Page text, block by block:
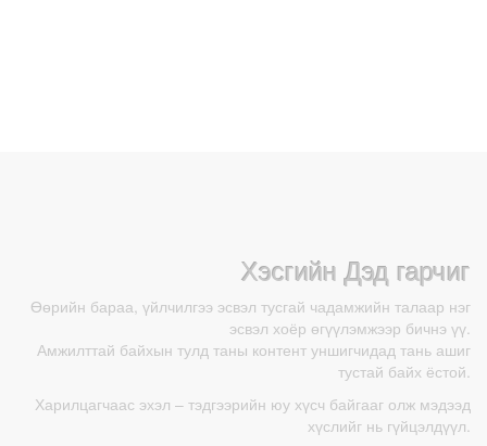
Металл вакум цонх хаалга
Хэсгийн Дэд гарчиг
Өөрийн бараа, үйлчилгээ эсвэл тусгай чадамжийн талаар нэг
эсвэл хоёр өгүүлэмжээр бичнэ үү.
Амжилттай байхын тулд таны контент уншигчидад тань ашиг
тустай байх ёстой.
Харилцагчаас эхэл – тэдгээрийн юу хүсч байгааг олж мэдээд
хүслийг нь гүйцэлдүүл.